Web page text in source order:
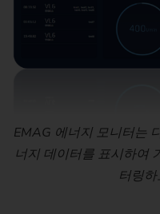
EMAG 에너지 모니터는
너지 데이터를 표시하여
터링